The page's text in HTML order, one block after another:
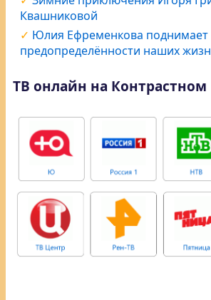
Квашниковой
Юлия Ефременкова поднимает
предопределённости наших
ТВ онлайн на Контрастном